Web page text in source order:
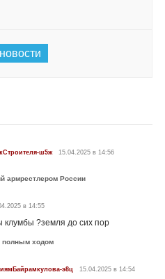
ш5ж 15.04.2025 в 14:56
армрестлером России
в 14:55
?земля до сих пор
полным ходом
э8ц 15.04.2025 в 14:54